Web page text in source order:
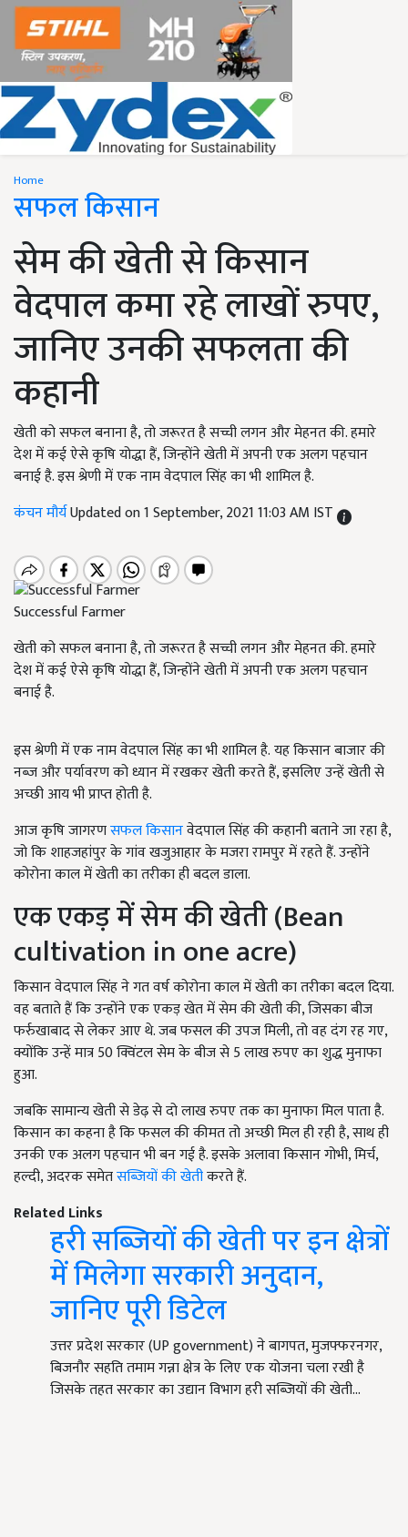
Home
सफल किसान
सेम की खेती से किसान
वेदपाल कमा रहे लाखों रुपए,
जानिए उनकी सफलता की
कहानी
खेती को सफल बनाना है, तो जरूरत है सच्ची लगन और मेहनत की. हमारे
देश में कई ऐसे कृषि योद्धा हैं, जिन्होंने खेती में अपनी एक अलग पहचान
बनाई है. इस श्रेणी में एक नाम वेदपाल सिंह का भी शामिल है.
कंचन मौर्यUpdated on 1 September, 2021 11:03 AM IST
Successful Farmer
खेती को सफल बनाना है, तो जरूरत है सच्ची लगन और मेहनत की. हमारे
देश में कई ऐसे कृषि योद्धा हैं, जिन्होंने खेती में अपनी एक अलग पहचान
बनाई है.
इस श्रेणी में एक नाम वेदपाल सिंह का भी शामिल है. यह किसान बाजार की
नब्ज और पर्यावरण को ध्यान में रखकर खेती करते हैं, इसलिए उन्हें खेती से
अच्छी आय भी प्राप्त होती है.
आज कृषि जागरणसफल किसानवेदपाल सिंह की कहानी बताने जा रहा है,
जो कि शाहजहांपुर के गांव खजुआहार के मजरा रामपुर में रहते हैं. उन्होंने
कोरोना काल में खेती का तरीका ही बदल डाला.
एक एकड़ में सेम की खेती (Bean
cultivation in one acre)
किसान वेदपाल सिंह ने गत वर्ष कोरोना काल में खेती का तरीका बदल दिया.
वह बताते हैं कि उन्होंने एक एकड़ खेत में सेम की खेती की, जिसका बीज
फर्रुखाबाद से लेकर आए थे. जब फसल की उपज मिली, तो वह दंग रह गए,
क्योंकि उन्हें मात्र 50 क्विंटल सेम के बीज से 5 लाख रुपए का शुद्ध मुनाफा
हुआ.
जबकि सामान्य खेती से डेढ़ से दो लाख रुपए तक का मुनाफा मिल पाता है.
किसान का कहना है कि फसल की कीमत तो अच्छी मिल ही रही है, साथ ही
उनकी एक अलग पहचान भी बन गई है. इसके अलावा किसान गोभी, मिर्च,
हल्दी, अदरक समेतसब्जियों की खेतीकरते हैं.
Related Links
हरी सब्जियों की खेती पर इन क्षेत्रों
में मिलेगा सरकारी अनुदान,
जानिए पूरी डिटेल
उत्तर प्रदेश सरकार (UP government) ने बागपत, मुजफ्फरनगर,
बिजनौर सहति तमाम गन्ना क्षेत्र के लिए एक योजना चला रखी है
जिसके तहत सरकार का उद्यान विभाग हरी सब्जियों की खेती…